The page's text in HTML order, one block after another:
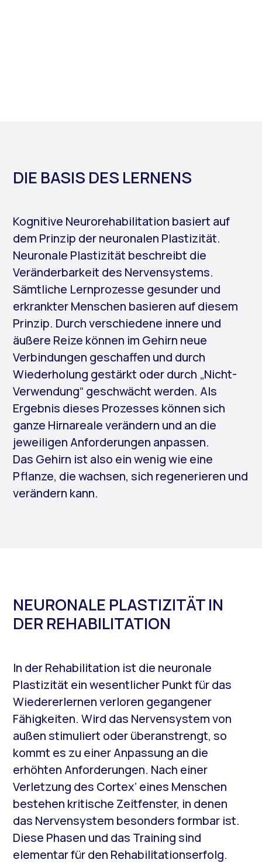
DIE BASIS DES LERNENS
Kognitive Neurorehabilitation basiert auf
dem Prinzip der neuronalen Plastizität.
Neuronale Plastizität beschreibt die
Veränderbarkeit des Nervensystems.
Sämtliche Lernprozesse gesunder und
erkrankter Menschen basieren auf diesem
Prinzip. Durch verschiedene innere und
äußere Reize können im Gehirn neue
Verbindungen geschaffen und durch
Wiederholung gestärkt oder durch „Nicht-
Verwendung“ geschwächt werden. Als
Ergebnis dieses Prozesses können sich
ganze Hirnareale verändern und an die
jeweiligen Anforderungen anpassen.
Das Gehirn ist also ein wenig wie eine
Pflanze, die wachsen, sich regenerieren und
verändern kann.
NEURONALE PLASTIZITÄT IN
DER REHABILITATION
In der Rehabilitation ist die neuronale
Plastizität ein wesentlicher Punkt für das
Wiedererlernen verloren gegangener
Fähigkeiten. Wird das Nervensystem von
außen stimuliert oder überanstrengt, so
kommt es zu einer Anpassung an die
erhöhten Anforderungen. Nach einer
Verletzung des Cortex’ eines Menschen
bestehen kritische Zeitfenster, in denen
das Nervensystem besonders formbar ist.
Diese Phasen und das Training sind
elementar für den Rehabilitationserfolg.